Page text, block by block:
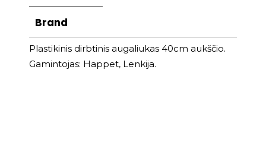
Brand
Plastikinis dirbtinis augaliukas 40cm aukščio.
Gamintojas: Happet, Lenkija.